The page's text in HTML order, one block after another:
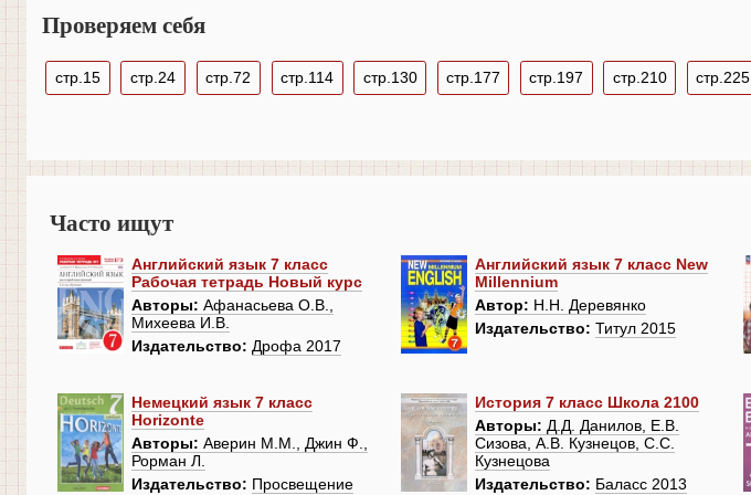
Проверяем себя
стр.15 стр.24 стр.72 стр.114 стр.130 стр.177 стр.197 стр.210 стр.225
Часто ищут
Английский язык 7 класс
Рабочая тетрадь Новый курс
Авторы: Афанасьева О.В.,
Михеева И.В.
Издательство: Дрофа 2017
Английский язык 7 класс New
Millennium
Автор: Н.Н. Деревянко
Издательство: Титул 2015
Немецкий язык 7 класс
Horizonte
Авторы: Аверин М.М., Джин Ф.,
Рорман Л.
Издательство: Просвещение
История 7 класс Школа 2100
Авторы: Д.Д. Данилов, Е.В.
Сизова, А.В. Кузнецов, С.С.
Кузнецова
Издательство: Баласс 2013